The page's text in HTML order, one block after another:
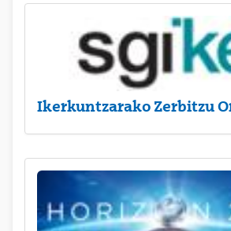
Ikerkuntzarako Zerbitzu